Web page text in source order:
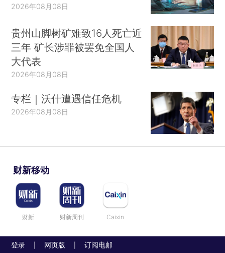
2026年08月08日
贵州山脚树矿难致16人死亡近
三年 矿长涉罪被罢免全国人
大代表
2026年08月08日
专栏｜沃什遭遇信任危机
2026年08月08日
财新移动
财新 财新周刊 Caixin
登录 网页版 订阅电邮